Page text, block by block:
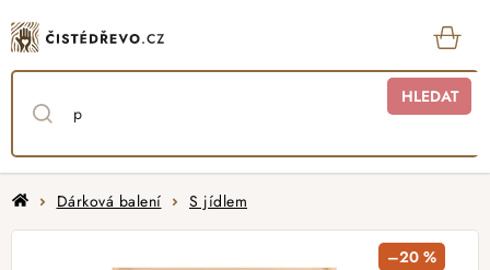
na
obsah
HLEDAT
DomůDárková balení S jídlem
–20 %